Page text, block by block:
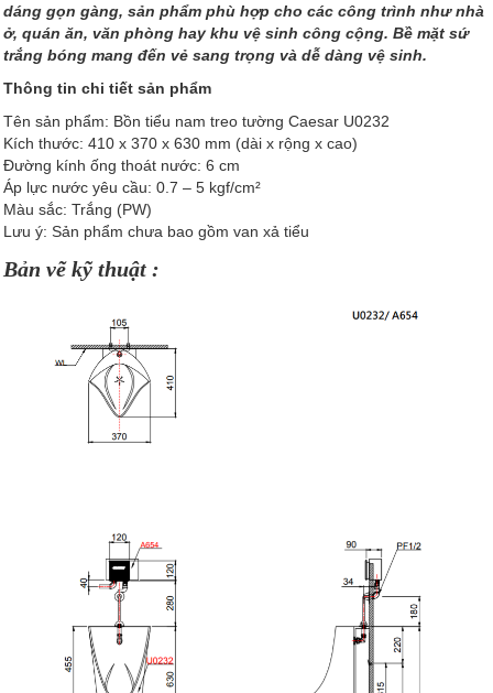
dáng gọn gàng, sản phẩm phù hợp cho các công trình như nhà
ở, quán ăn, văn phòng hay khu vệ sinh công cộng. Bề mặt sứ
trắng bóng mang đến vẻ sang trọng và dễ dàng vệ sinh.
Thông tin chi tiết sản phẩm
Tên sản phẩm: Bồn tiểu nam treo tường Caesar U0232
Kích thước: 410 x 370 x 630 mm (dài x rộng x cao)
Đường kính ống thoát nước: 6 cm
Áp lực nước yêu cầu: 0.7 – 5 kgf/cm²
Màu sắc: Trắng (PW)
Lưu ý: Sản phẩm chưa bao gồm van xả tiểu
Bản vẽ kỹ thuật :